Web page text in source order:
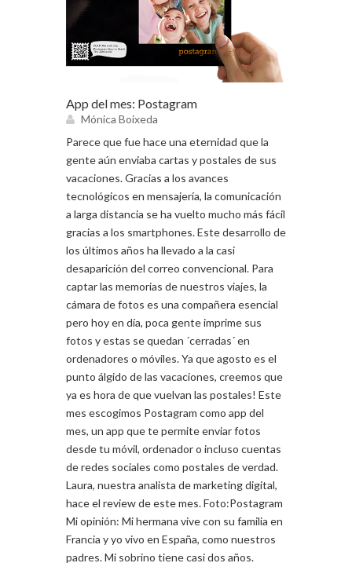
App del mes: Postagram
Mónica Boixeda
Parece que fue hace una eternidad que la
gente aún enviaba cartas y postales de sus
vacaciones. Gracias a los avances
tecnológicos en mensajería, la comunicación
a larga distancia se ha vuelto mucho más fácil
gracias a los smartphones. Este desarrollo de
los últimos años ha llevado a la casi
desaparición del correo convencional. Para
captar las memorias de nuestros viajes, la
cámara de fotos es una compañera esencial
pero hoy en día, poca gente imprime sus
fotos y estas se quedan ´cerradas´ en
ordenadores o móviles. Ya que agosto es el
punto álgido de las vacaciones, creemos que
ya es hora de que vuelvan las postales! Este
mes escogimos Postagram como app del
mes, un app que te permite enviar fotos
desde tu móvil, ordenador o incluso cuentas
de redes sociales como postales de verdad.
Laura, nuestra analista de marketing digital,
hace el review de este mes. Foto:Postagram
Mi opinión: Mi hermana vive con su familia en
Francia y yo vivo en España, como nuestros
padres. Mi sobrino tiene casi dos años.